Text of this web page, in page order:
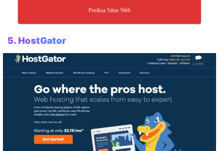
Periksa Situs Web
5. HostGator